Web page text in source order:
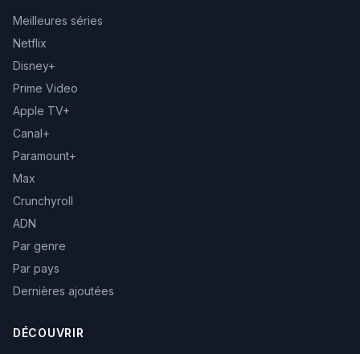
Meilleures séries
Netflix
Disney+
Prime Video
Apple TV+
Canal+
Paramount+
Max
Crunchyroll
ADN
Par genre
Par pays
Dernières ajoutées
DÉCOUVRIR